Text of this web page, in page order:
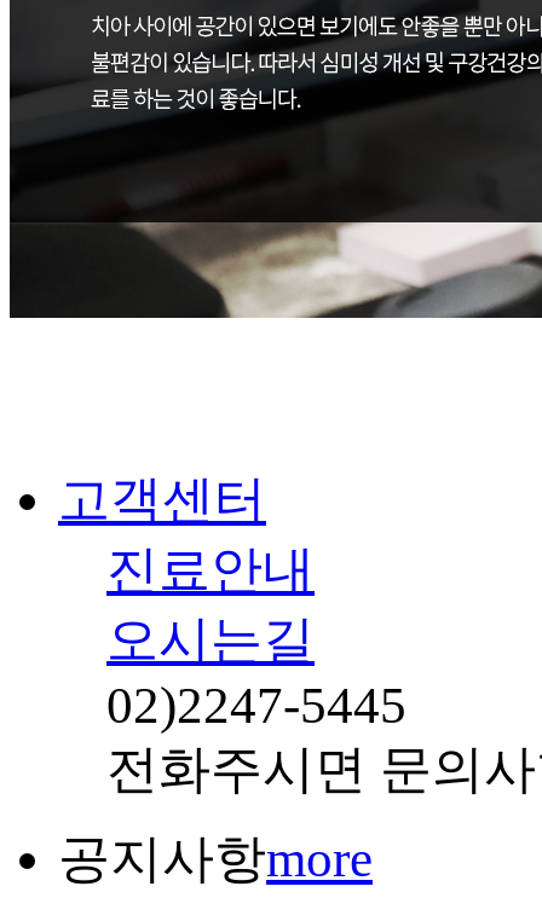
고객센터
진료안내
오시는길
02)2247-5445
전화주시면 문의
공지사항more